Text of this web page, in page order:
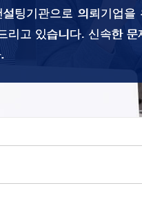
팅기관으로 의뢰기업을
리고 있습니다. 신속한 문